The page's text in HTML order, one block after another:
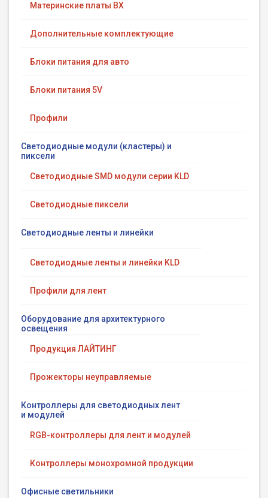
Материнские платы BX
Дополнительные комплектующие
Блоки питания для авто
Блоки питания 5V
Профили
Светодиодные модули (кластеры) и
пиксели
Светодиодные SMD модули серии KLD
Светодиодные пиксели
Светодиодные ленты и линейки
Светодиодные ленты и линейки KLD
Профили для лент
Оборудование для архитектурного
освещения
Продукция ЛАЙТИНГ
Прожекторы неуправляемые
Контроллеры для светодиодных лент
и модулей
RGB-контроллеры для лент и модулей
Контроллеры монохромной продукции
Офисные светильники